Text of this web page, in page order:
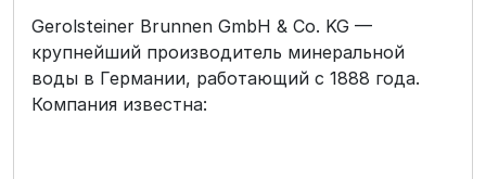
Gerolsteiner Brunnen GmbH & Co. KG —
крупнейший производитель минеральной
воды в Германии, работающий с 1888 года.
Компания известна: